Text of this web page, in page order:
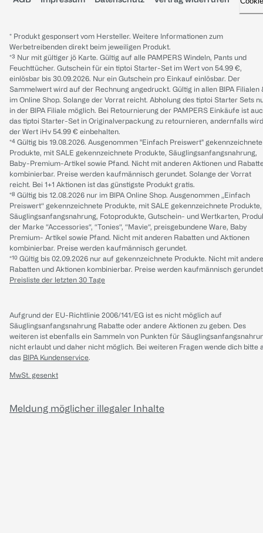
* Produkt gesponsert vom Hersteller. Weitere Informationen zum
Werbetreibenden direkt beim jeweiligen Produkt.
*³ Nur mit gültiger jö Karte. Gültig auf alle PAMPERS Windeln, Pants und
Feuchttücher. Gutschein für ein tiptoi Starter-Set im Wert von 54.99 €,
einlösbar bis 30.09.2026. Nur ein Gutschein pro Einkauf einlösbar. Der
Sammelwert wird auf der Rechnung angedruckt. Gültig in allen BIPA Filialen
im Online Shop. Solange der Vorrat reicht. Abholung des tiptoi Starter Sets
in der BIPA Filiale möglich. Bei Retournierung der PAMPERS Einkäufe ist
das tiptoi Starter-Set in Originalverpackung zu retournieren, andernfalls wird
der Wert iHv 54.99 € einbehalten.
*⁴ Gültig bis 19.08.2026. Ausgenommen "Einfach Preiswert" gekennzeichnete
Produkte, mit SALE gekennzeichnete Produkte, Säuglingsanfangsnahrung,
Baby-Premium-Artikel sowie Pfand. Nicht mit anderen Aktionen und
kombinierbar. Preise werden kaufmännisch gerundet. Solange der Vorrat
reicht. Bei 1+1 Aktionen ist das günstigste Produkt gratis.
*⁸ Gültig bis 12.08.2026 nur im BIPA Online Shop. Ausgenommen „Einfach
Preiswert“ gekennzeichnete Produkte, mit SALE gekennzeichnete Produkte,
Säuglingsanfangsnahrung, Fotoprodukte, Gutschein- und Wertkarten,
der Marke “Accessories“, “Tonies“, “Mavie“, preisgebundene Ware, Baby
Premium- Artikel sowie Pfand. Nicht mit anderen Rabatten und Aktionen
kombinierbar. Preise werden kaufmännisch gerundet.
*¹⁰ Gültig bis 02.09.2026 nur auf gekennzeichnete Produkte. Nicht mit
Rabatten und Aktionen kombinierbar. Preise werden kaufmännisch
Preisliste der letzten 30 Tage
Aufgrund der EU-Richtlinie 2006/141/EG ist es nicht möglich auf
Säuglingsanfangsnahrung Rabatte oder andere Aktionen zu geben. Des
weiteren ist ebenfalls ein Sammeln von Punkten für
nicht erlaubt und daher nicht möglich. Bei weiteren Fragen wende dich bitte
das BIPA Kundenservice.
MwSt. gesenkt
Meldung möglicher illegaler Inhalte